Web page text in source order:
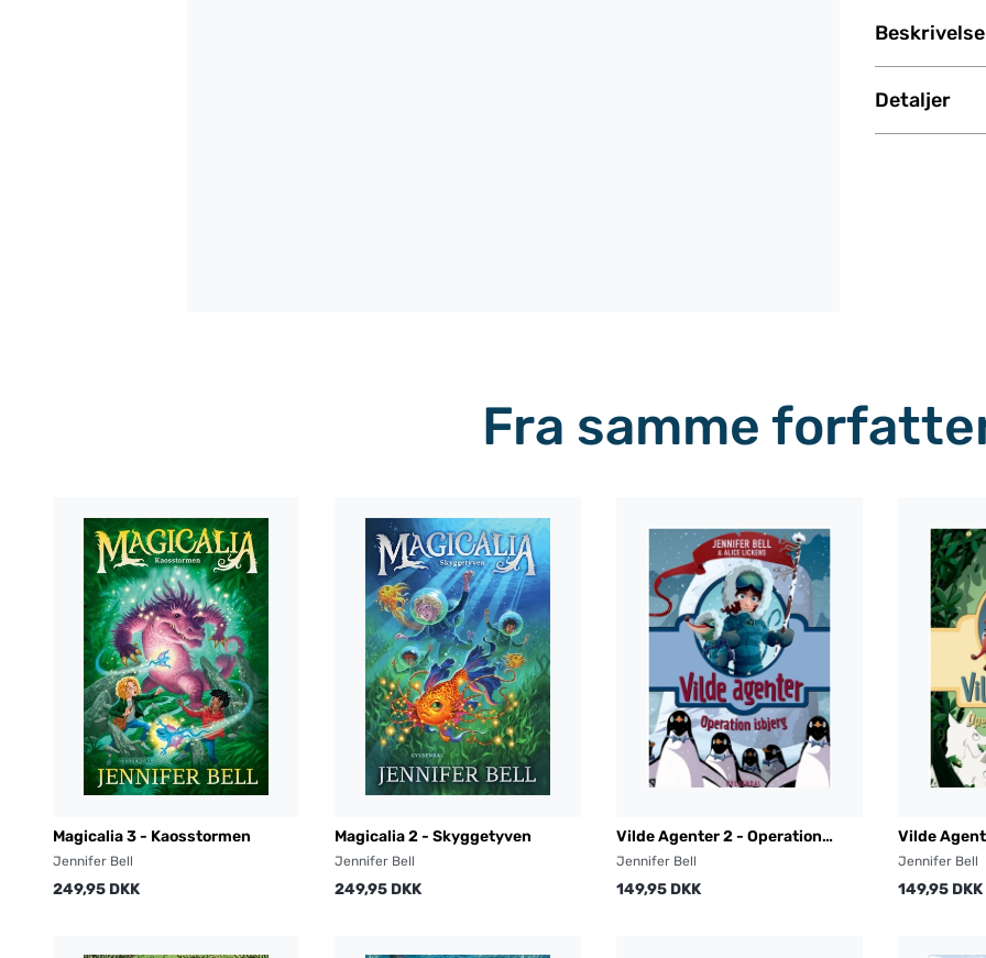
Beskrivelse
Detaljer
Fra samme
Magicalia 3 - Kaosstormen
Jennifer Bell
249,95 DKK
Magicalia 2 - Skyggetyven
Jennifer Bell
249,95 DKK
Vilde Agenter 2 - Operation
isbjerg
Jennifer Bell
149,95 DKK
Vilde
Jennifer Bell
149,95 DKK